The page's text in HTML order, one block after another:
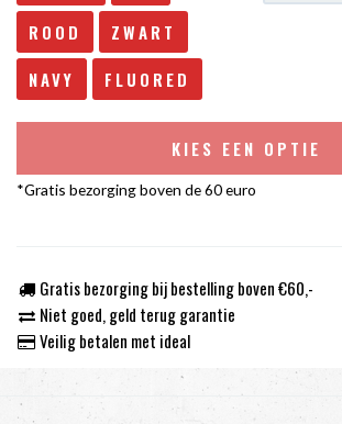
ROOD
ZWART
NAVY
FLUORED
KIES EEN OPTIE
*Gratis bezorging boven de 60 euro
Gratis bezorging bij bestelling boven €60,-
Niet goed, geld terug garantie
Veilig betalen met ideal